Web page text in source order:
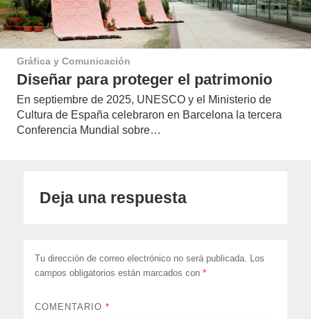
Gráfica y Comunicación
Diseñar para proteger el patrimonio
En septiembre de 2025, UNESCO y el Ministerio de
Cultura de España celebraron en Barcelona la tercera
Conferencia Mundial sobre…
Deja una respuesta
Tu dirección de correo electrónico no será publicada.
Los
campos obligatorios están marcados con*
COMENTARIO*